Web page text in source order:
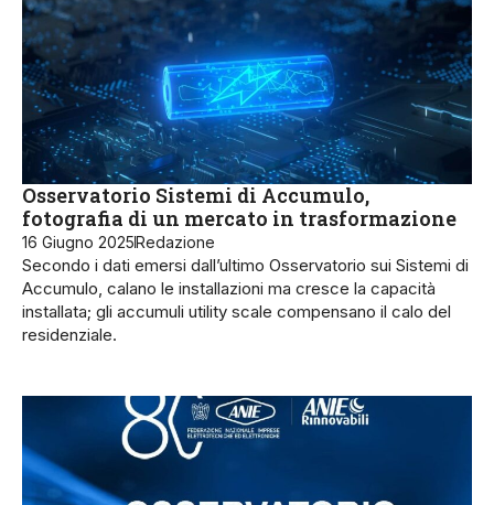
Osservatorio Sistemi di Accumulo,
fotografia di un mercato in trasformazione
16 Giugno 2025Redazione
Secondo i dati emersi dall’ultimo Osservatorio sui Sistemi di
Accumulo, calano le installazioni ma cresce la capacità
installata; gli accumuli utility scale compensano il calo del
residenziale.